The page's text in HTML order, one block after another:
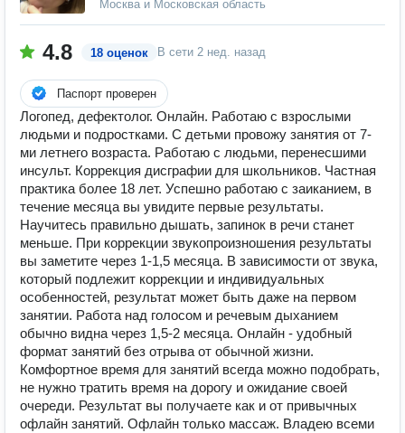
Москва и Московская область
4.8 18 оценок В сети 2 нед. назад
Паспорт проверен
Логопед, дефектолог. Онлайн. Работаю с взрослыми
людьми и подростками. С детьми провожу занятия от 7-
ми летнего возраста. Работаю с людьми, перенесшими
инсульт. Коррекция дисграфии для школьников. Частная
практика более 18 лет. ️Успешно работаю с заиканием, в
течение месяца вы увидите первые результаты.
Научитесь правильно дышать, запинок в речи станет
меньше. ️При коррекции звукопроизношения результаты
вы заметите через 1-1,5 месяца. В зависимости от звука,
который подлежит коррекции и индивидуальных
особенностей, результат может быть даже на первом
занятии. ️Работа над голосом и речевым дыханием
обычно видна через 1,5-2 месяца. Онлайн - удобный
формат занятий без отрыва от обычной жизни.
Комфортное время для занятий всегда можно подобрать,
не нужно тратить время на дорогу и ожидание своей
очереди. Результат вы получаете как и от привычных
офлайн занятий. Офлайн только массаж. Владею всеми